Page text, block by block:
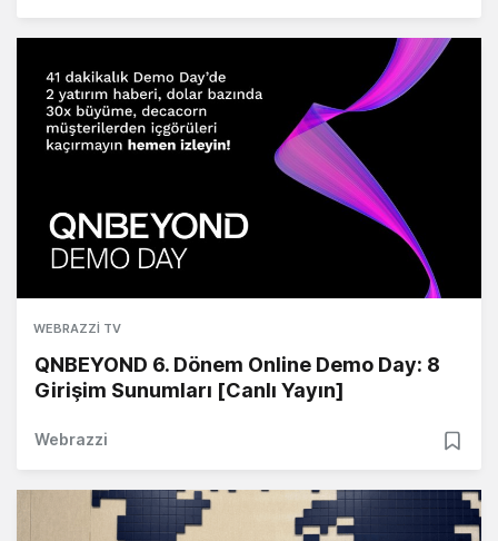
WEBRAZZI TV
QNBEYOND 6. Dönem Online Demo Day: 8
Girişim Sunumları [Canlı Yayın]
Webrazzi